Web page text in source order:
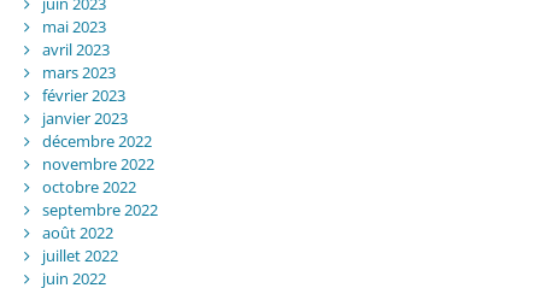
mai 2023
avril 2023
mars 2023
février 2023
janvier 2023
décembre 2022
novembre 2022
octobre 2022
septembre 2022
août 2022
juillet 2022
juin 2022